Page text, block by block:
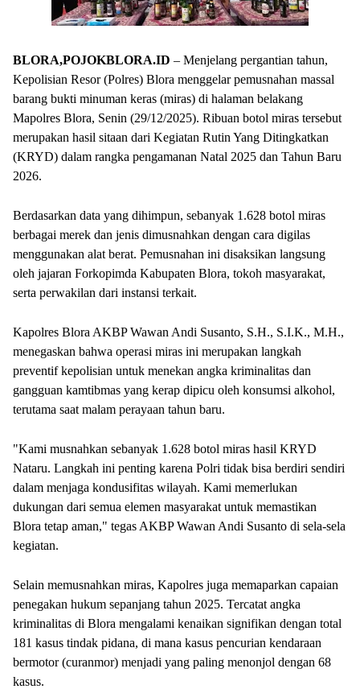
BLORA,POJOKBLORA.ID – Menjelang pergantian tahun,
Kepolisian Resor (Polres) Blora menggelar pemusnahan massal
barang bukti minuman keras (miras) di halaman belakang
Mapolres Blora, Senin (29/12/2025). Ribuan botol miras tersebut
merupakan hasil sitaan dari Kegiatan Rutin Yang Ditingkatkan
(KRYD) dalam rangka pengamanan Natal 2025 dan Tahun Baru
2026.
Berdasarkan data yang dihimpun, sebanyak 1.628 botol miras
berbagai merek dan jenis dimusnahkan dengan cara digilas
menggunakan alat berat. Pemusnahan ini disaksikan langsung
oleh jajaran Forkopimda Kabupaten Blora, tokoh masyarakat,
serta perwakilan dari instansi terkait.
Kapolres Blora AKBP Wawan Andi Susanto, S.H., S.I.K., M.H.,
menegaskan bahwa operasi miras ini merupakan langkah
preventif kepolisian untuk menekan angka kriminalitas dan
gangguan kamtibmas yang kerap dipicu oleh konsumsi alkohol,
terutama saat malam perayaan tahun baru.
"Kami musnahkan sebanyak 1.628 botol miras hasil KRYD
Nataru. Langkah ini penting karena Polri tidak bisa berdiri sendiri
dalam menjaga kondusifitas wilayah. Kami memerlukan
dukungan dari semua elemen masyarakat untuk memastikan
Blora tetap aman," tegas AKBP Wawan Andi Susanto di sela-sela
kegiatan.
Selain memusnahkan miras, Kapolres juga memaparkan capaian
penegakan hukum sepanjang tahun 2025. Tercatat angka
kriminalitas di Blora mengalami kenaikan signifikan dengan total
181 kasus tindak pidana, di mana kasus pencurian kendaraan
bermotor (curanmor) menjadi yang paling menonjol dengan 68
kasus.